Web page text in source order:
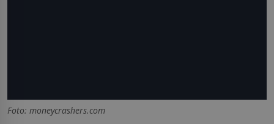
Foto: moneycrashers.com